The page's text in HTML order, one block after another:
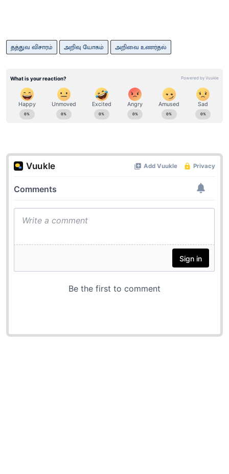
தத்துவ விசாரம் அறிவு யோகம் அறிவை உணர்தல்